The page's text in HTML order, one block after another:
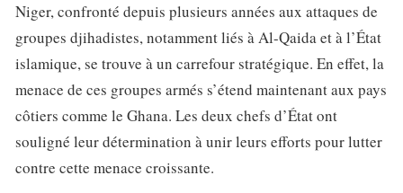
Niger, confronté depuis plusieurs années aux attaques de
groupes djihadistes, notamment liés à Al-Qaida et à l’État
islamique, se trouve à un carrefour stratégique. En effet, la
menace de ces groupes armés s’étend maintenant aux pays
côtiers comme le Ghana. Les deux chefs d’État ont
souligné leur détermination à unir leurs efforts pour lutter
contre cette menace croissante.